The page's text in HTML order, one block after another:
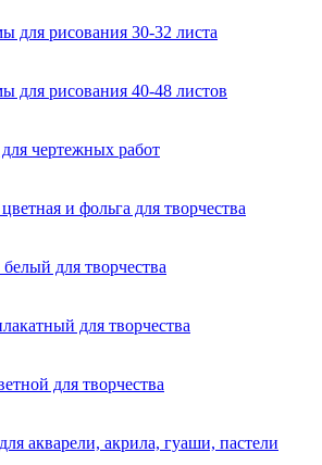
для рисования 30-32 листа
для рисования 40-48 листов
чертежных работ
и фольга для творчества
для творчества
для творчества
для творчества
акварели, акрила, гуаши, пастели